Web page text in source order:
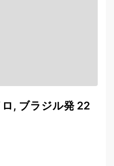
, ブラジル発 22